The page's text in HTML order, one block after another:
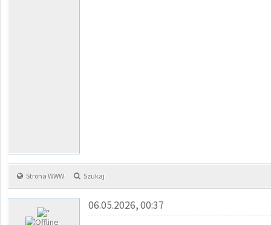
Strona WWW Szukaj
06.05.2026, 00:37